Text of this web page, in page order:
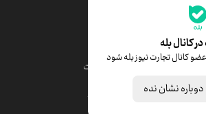
کانال بله
کانال تجارت نیوز بله شود
دوباره نشان نده
قیمت درهم امارات
ابزار تبدیل نرخ ارز